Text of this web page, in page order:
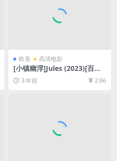
欧美 高清电影
[小镇幽浮]Jules (2023)[百度
网盘+夸克网盘1080P超清未
删减资源][网盘在线播放/下
载][MP4/5.1GB][中英字幕]
3 年前 2.96